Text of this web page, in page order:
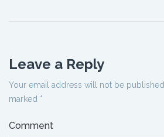
Leave a Reply
Your email address will not be published.
marked *
Comment